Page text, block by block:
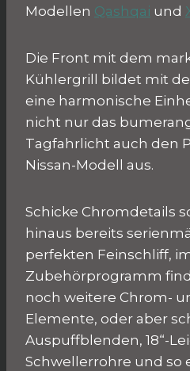
Modellen Qashqai und
Die Front mit dem
Kühlergrill bildet mit
eine harmonische
nicht nur das
Tagfahrlicht auch den
Nissan-Modell aus.
Schicke Chromdetails
hinaus bereits
perfekten Feinschliff,
Zubehörprogramm
noch weitere Chrom-
Elemente, oder aber
Auspuffblenden, 18“-
Schwellerrohre und so